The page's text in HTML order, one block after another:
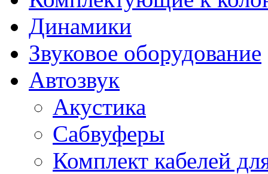
Динамики
Звуковое оборудование
Автозвук
Акустика
Сабвуферы
Комплект кабелей